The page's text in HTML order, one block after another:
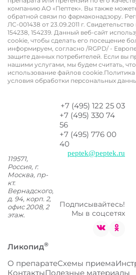
Размещенные на настоящем сайте
информационный характер и не
производителя и выпускаемых им
Информация, представленная на сайте,
просмотра только совершеннолетними
возникновения нежелательных
препарата или претензий по его
компанию АО «Пептек». Вы также можете
обратной связи по фармаконадзору.
ЛС-001438 от 23.09.2011 г.
информируем, согласно /RGPD/ -
защите данных потребителей. Если вы
нашими услугами, мы будем считать, что
использование файлов
условия обработки персональных
119571,
Вернадского,
офис 2008, 2
этаж.
40
peptek@peptek.ru
Подписывайтесь!
Мы в соцсетях